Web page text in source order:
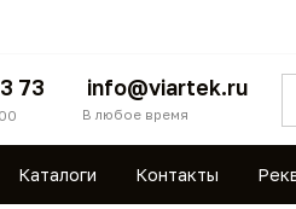
73 info@viartek.ru
В любое время
Каталоги Контакты